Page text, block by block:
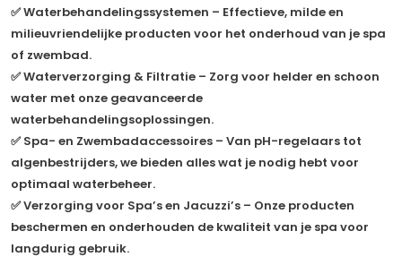
✅Waterbehandelingssystemen – Effectieve, milde en
milieuvriendelijke producten voor het onderhoud van je spa
of zwembad.
✅Waterverzorging & Filtratie – Zorg voor helder en schoon
water met onze geavanceerde
waterbehandelingsoplossingen.
✅ Spa- en Zwembadaccessoires – Van pH-regelaars tot
algenbestrijders, we bieden alles wat je nodig hebt voor
optimaal waterbeheer.
✅Verzorging voor Spa’s en Jacuzzi’s – Onze producten
beschermen en onderhouden de kwaliteit van je spa voor
langdurig gebruik.